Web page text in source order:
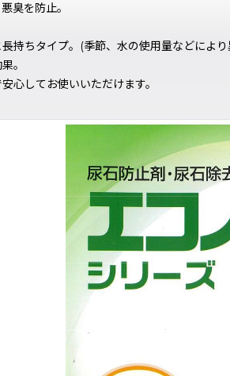
臭を防止。
持ちタイプ。(季節、水の使用量などにより
。
心してお使いいただけます。